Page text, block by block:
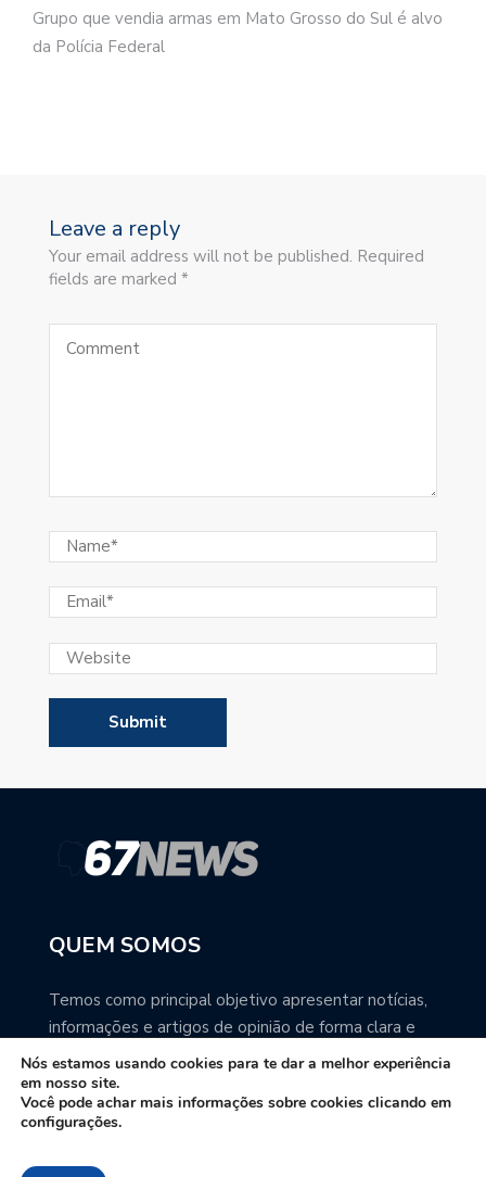
Grupo que vendia armas em Mato Grosso do Sul é alvo
da Polícia Federal
Leave a reply
Your email address will not be published. Required
fields are marked *
QUEM SOMOS
Temos como principal objetivo apresentar notícias,
informações e artigos de opinião de forma clara e
precisa. Você pode ter a total certeza que o
67NEWS é uma excelente fonte de informação
sobre Mato Grosso do Sul.
Nós estamos usando cookies para te dar a melhor experiência
em nosso site.
Você pode achar mais informações sobre cookies clicando em
configurações.